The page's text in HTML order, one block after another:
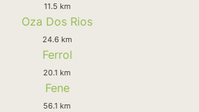
11.5 km
Oza Dos Rios
24.6 km
Ferrol
20.1 km
Fene
56.1 km